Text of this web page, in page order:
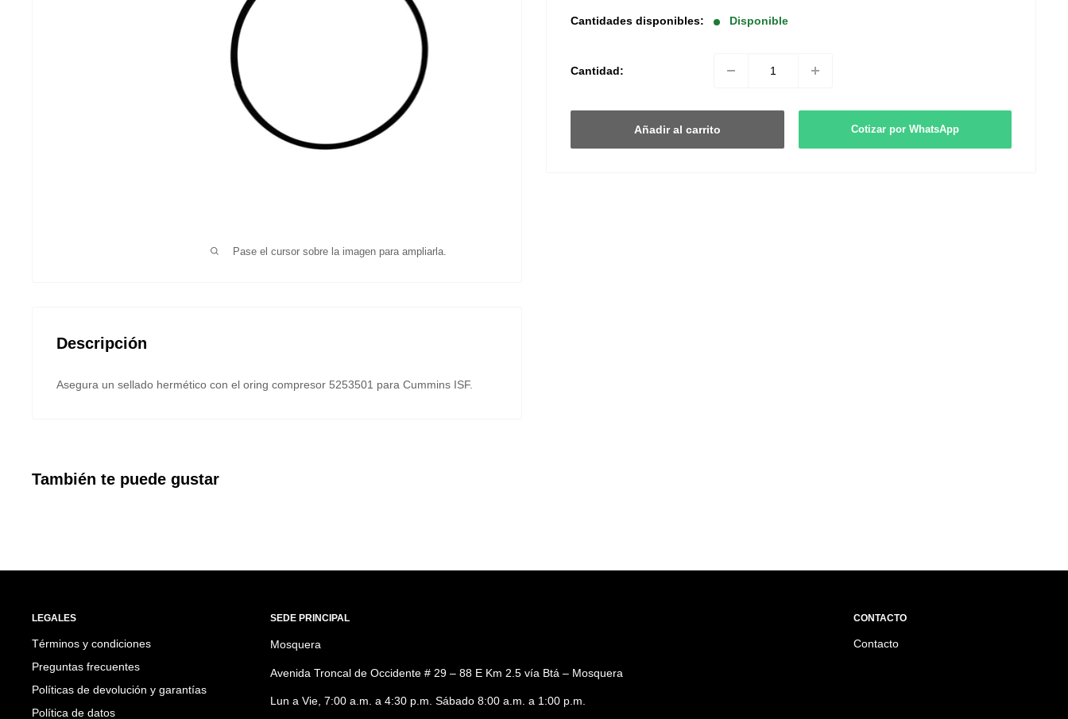
Pase el cursor sobre la imagen para ampliarla.
venta
Cantidades disponibles: Disponible
Cantidad:
Cotizar por WhatsApp
Añadir al carrito
Descripción
Asegura un sellado hermético con el oring compresor 5253501 para Cummins ISF.
También te puede gustar
LEGALES
Términos y condiciones
Preguntas frecuentes
Políticas de devolución y garantías
Política de datos
SEDE PRINCIPAL
Mosquera
Avenida Troncal de Occidente # 29 – 88 E Km 2.5 vía Btá – Mosquera
Lun a Vie, 7:00 a.m. a 4:30 p.m. Sábado 8:00 a.m. a 1:00 p.m.
CONTACTO
Contacto